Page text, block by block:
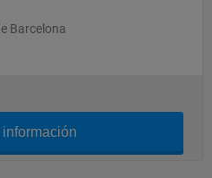
Barcelona